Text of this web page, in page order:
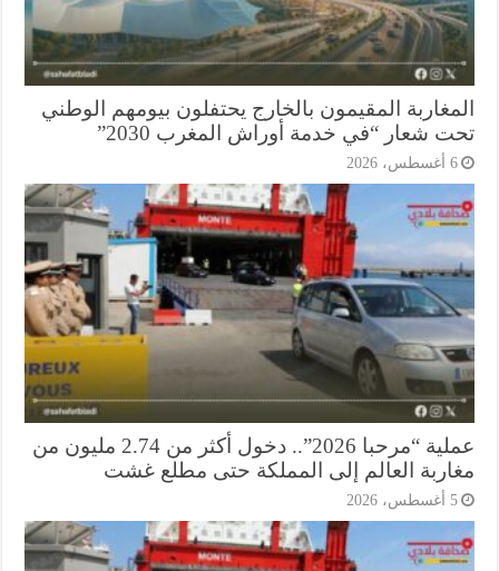
المقيمون بالخارج يحتفلون بيومهم الوطني
شعار “في خدمة أوراش المغرب 2030”
عملية “مرحبا 2026”.. دخول أكثر من 2.74 مليون من
العالم إلى المملكة حتى مطلع غشت